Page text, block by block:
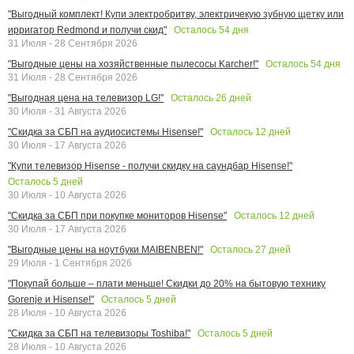
"Выгодный комплект! Купи электробритву, электричекую зубную щетку или
ирригатор Redmond и получи скид"
Осталось 54 дня
31 Июля - 28 Сентября 2026
"Выгодные цены на хозяйственные пылесосы Karcher!"
Осталось 54 дня
31 Июля - 28 Сентября 2026
"Выгодная цена на телевизор LG!"
Осталось 26 дней
30 Июля - 31 Августа 2026
"Скидка за СБП на аудиосистемы Hisense!"
Осталось 12 дней
30 Июля - 17 Августа 2026
"Купи телевизор Hisense - получи скидку на саундбар Hisense!"
Осталось 5 дней
30 Июля - 10 Августа 2026
"Скидка за СБП при покупке мониторов Hisense"
Осталось 12 дней
30 Июля - 17 Августа 2026
"Выгодные цены на ноутбуки MAIBENBEN!"
Осталось 27 дней
29 Июля - 1 Сентября 2026
"Покупай больше – плати меньше! Скидки до 20% на бытовую технику
Gorenje и Hisense!"
Осталось 5 дней
28 Июля - 10 Августа 2026
"Скидка за СБП на телевизоры Toshiba!"
Осталось 5 дней
28 Июля - 10 Августа 2026